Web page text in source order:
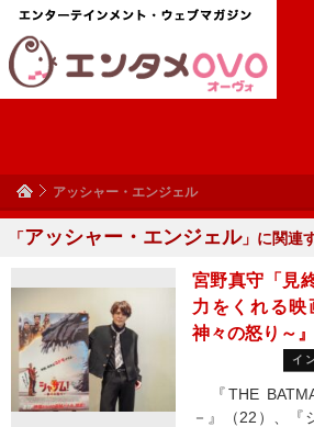
アッシャー・エンジェル
「アッシャー・エンジェル」に関連
宮野真守「見
力をくれる映
神々の怒り～
イ
『THE
－』（22）、『